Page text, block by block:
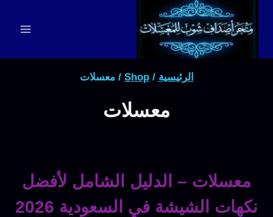
المحتوى
الرئيسية /
Shop
/ معسلات
معسلات
معسلات – الدليل الشامل لأفضل
نكهات الشيشة في السعودية 2026